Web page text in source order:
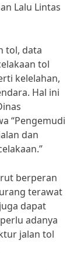
Lalu Lintas
tol, data
tol
kelelahan,
Hal ini
“Pengemudi
dan
berperan
terawat
dapat
adanya
jalan tol